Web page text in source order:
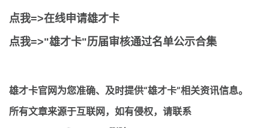
点我=>在线申请雄才卡
点我=>"雄才卡"历届审核通过名单公示合集
雄才卡官网为您准确、及时提供“雄才卡”相关资讯信息。
所有文章来源于互联网，如有侵权，请联系